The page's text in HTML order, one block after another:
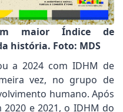
maior Índice de
história. Foto: MDS
a 2024 com IDHM de
vez, no grupo de
humano. Após
e 2021, o IDHM do